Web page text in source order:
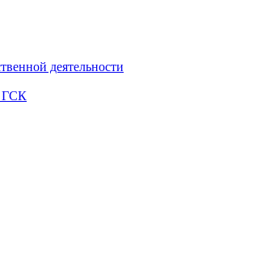
деятельности
ГСК